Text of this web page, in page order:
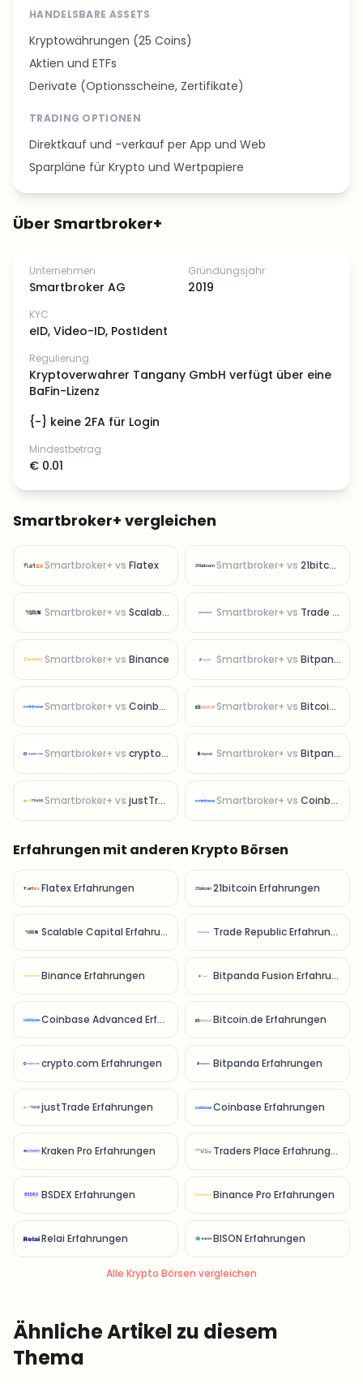
HANDELSBARE ASSETS
Kryptowährungen (25 Coins)
Aktien und ETFs
Derivate (Optionsscheine, Zertifikate)
TRADING OPTIONEN
Direktkauf und -verkauf per App und Web
Sparpläne für Krypto und Wertpapiere
Über Smartbroker+
Unternehmen
Smartbroker AG
Gründungsjahr
2019
KYC
eID, Video-ID, PostIdent
Regulierung
Kryptoverwahrer Tangany GmbH verfügt über eine
BaFin-Lizenz
{-} keine 2FA für Login
Mindestbetrag
€ 0.01
Smartbroker+ vergleichen
Smartbroker+ vs Flatex Smartbroker+ vs 21bitcoin
Smartbroker+ vs Scalable Capital Smartbroker+ vs Trade Republic
Smartbroker+ vs Binance Smartbroker+ vs Bitpanda Fusion
Smartbroker+ vs Coinbase Advanced Smartbroker+ vs Bitcoin.de
Smartbroker+ vs crypto.com Smartbroker+ vs Bitpanda
Smartbroker+ vs justTrade Smartbroker+ vs Coinbase
Erfahrungen mit anderen Krypto Börsen
Flatex Erfahrungen 21bitcoin Erfahrungen
Scalable Capital Erfahrungen Trade Republic Erfahrungen
Binance Erfahrungen Bitpanda Fusion Erfahrungen
Coinbase Advanced Erfahrungen Bitcoin.de Erfahrungen
crypto.com Erfahrungen Bitpanda Erfahrungen
justTrade Erfahrungen Coinbase Erfahrungen
Kraken Pro Erfahrungen Traders Place Erfahrungen
BSDEX Erfahrungen Binance Pro Erfahrungen
Relai Erfahrungen BISON Erfahrungen
Alle Krypto Börsen vergleichen
Ähnliche Artikel zu diesem
Thema